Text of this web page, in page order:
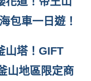
包車一日遊！
山塔！GIFT
山地區限定商